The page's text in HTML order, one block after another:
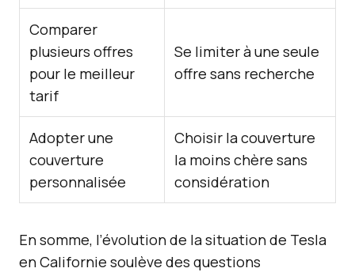
Comparer
plusieurs offres
pour le meilleur
tarif
Se limiter à une seule
offre sans recherche
Adopter une
couverture
personnalisée
Choisir la couverture
la moins chère sans
considération
En somme, l’évolution de la situation de Tesla
en Californie soulève des questions